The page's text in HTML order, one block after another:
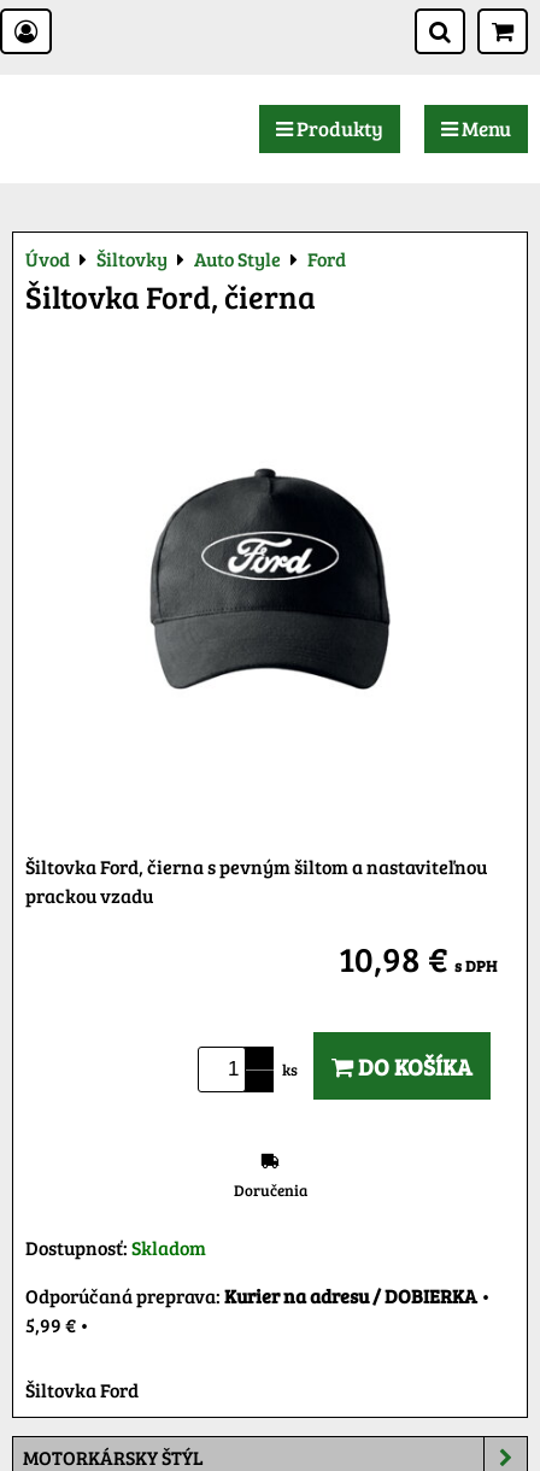
Produkty Menu
Úvod Šiltovky Auto Style Ford
Šiltovka Ford, čierna
Šiltovka Ford, čierna s pevným šiltom a nastaviteľnou
prackou vzadu
10,98 € s DPH
ks DO KOŠÍKA
Doručenia
Dostupnosť:Skladom
Kurier na adresu / DOBIERKA•
5,99 € •
Šiltovka Ford
MOTORKÁRSKY ŠTÝL